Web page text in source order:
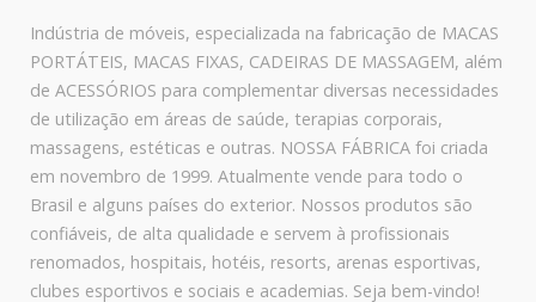
Indústria de móveis, especializada na fabricação de MACAS
PORTÁTEIS, MACAS FIXAS, CADEIRAS DE MASSAGEM, além
de ACESSÓRIOS para complementar diversas necessidades
de utilização em áreas de saúde, terapias corporais,
massagens, estéticas e outras. NOSSA FÁBRICA foi criada
em novembro de 1999. Atualmente vende para todo o
Brasil e alguns países do exterior. Nossos produtos são
confiáveis, de alta qualidade e servem à profissionais
renomados, hospitais, hotéis, resorts, arenas esportivas,
clubes esportivos e sociais e academias. Seja bem-vindo!